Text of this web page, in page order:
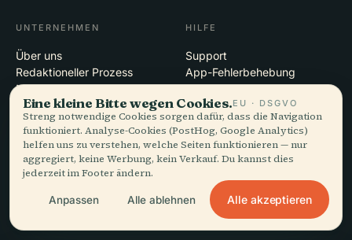
UNTERNEHMEN
Über uns
Redaktioneller Prozess
Mission
HILFE
Support
App-Fehlerbehebung
Kontakt
Partner werden
RECHTLICHES
Datenschutz
Cookie-Einstellungen
Eine kleine Bitte wegen Cookies.EU · DSGVO
Streng notwendige Cookies sorgen dafür, dass die Navigation
funktioniert. Analyse-Cookies (PostHog, Google Analytics)
helfen uns zu verstehen, welche Seiten funktionieren — nur
aggregiert, keine Werbung, kein Verkauf. Du kannst dies
jederzeit im Footer ändern.
Anpassen Alle ablehnen Alle akzeptieren